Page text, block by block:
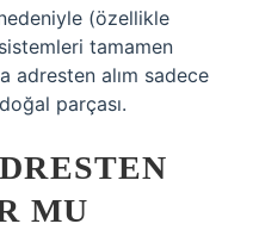
(özellikle
tamamen
adresten alım sadece
parçası.
MU